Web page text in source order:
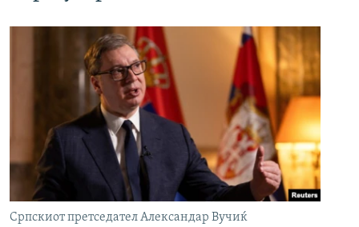
Српскиот претседател Александар Вучиќ